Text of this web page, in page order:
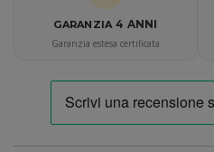
GARANZIA 4 ANNI
Garanzia estesa certificata